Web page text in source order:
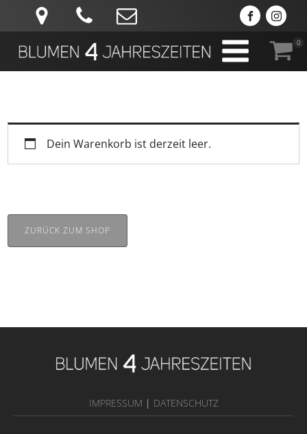
0
Dein Warenkorb ist derzeit leer.
ZURÜCK ZUM SHOP
IMPRESSUM | DATENSCHUTZ